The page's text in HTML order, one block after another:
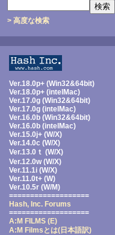
> 高度な検索
Ver.18.0p+ (Win32&64bit)
Ver.18.0p+ (intelMac)
Ver.17.0g (Win32&64bit)
Ver.17.0g (intelMac)
Ver.16.0b (Win32&64bit)
Ver.16.0b (intelMac)
Ver.15.0j+ (W/X)
Ver.14.0c (W/X)
Ver.13.0ｔ (W/X)
Ver.12.0w (W/X)
Ver.11.1i (W/X)
Ver.11.0t+ (W)
Ver.10.5r (W/M)
===================
Hash, Inc. Forums
===================
A:M FILMS (E)
A:M Filmsとは(日本語訳)